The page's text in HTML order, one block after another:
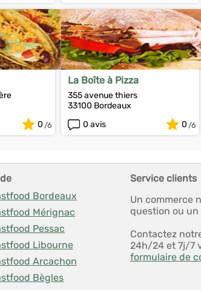
0
La Boîte à Pizza
355 avenue thiers
33100 Bordeaux
0 avis
0
Bordeaux
Mérignac
Pessac
Libourne
Arcachon
Bègles
Service clients
Un commerce
question ou un
Contactez
24h/24 et 7j/7
formulaire de